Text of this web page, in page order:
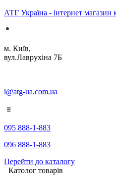
АТГ Україна - інтернет магазин
м. Київ,
вул.Лаврухіна 7Б
i@atg-ua.com.ua
095 888-1-883
096 888-1-883
Перейти до каталогу
Католог товарів